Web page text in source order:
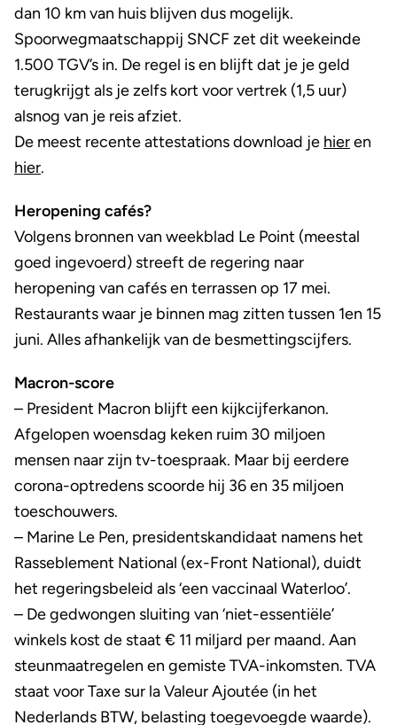
dan 10 km van huis blijven dus mogelijk.
Spoorwegmaatschappij SNCF zet dit weekeinde
1.500 TGV’s in. De regel is en blijft dat je je geld
terugkrijgt als je zelfs kort voor vertrek (1,5 uur)
alsnog van je reis afziet.
De meest recente attestations download je hieren
hier.
Heropening cafés?
Volgens bronnen van weekblad Le Point (meestal
goed ingevoerd) streeft de regering naar
heropening van cafés en terrassen op 17 mei.
Restaurants waar je binnen mag zitten tussen 1en 15
juni. Alles afhankelijk van de besmettingscijfers.
Macron-score
– President Macron blijft een kijkcijferkanon.
Afgelopen woensdag keken ruim 30 miljoen
mensen naar zijn tv-toespraak. Maar bij eerdere
corona-optredens scoorde hij 36 en 35 miljoen
toeschouwers.
– Marine Le Pen, presidentskandidaat namens het
Rasseblement National (ex-Front National), duidt
het regeringsbeleid als ‘een vaccinaal Waterloo’.
– De gedwongen sluiting van ‘niet-essentiële’
winkels kost de staat € 11 miljard per maand. Aan
steunmaatregelen en gemiste TVA-inkomsten. TVA
staat voor Taxe sur la Valeur Ajoutée (in het
Nederlands BTW, belasting toegevoegde waarde).